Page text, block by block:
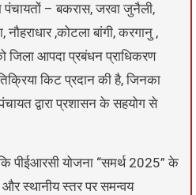
– बकरास, जरवा जुनैली,
नौहराधार ,कोटला बांगी, करगानु ,
जिला आपदा प्रबंधन प्राधिकरण
किट प्रदान की है, जिनका
द्वारा प्रशासन के सहयोग से
कि पीईआरसी योजना “समर्थ 2025” के
स्थानीय स्तर पर समन्वय